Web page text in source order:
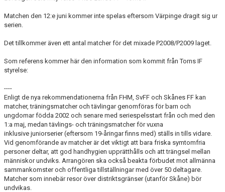
Matchen den 12:e juni kommer inte spelas eftersom Värpinge dragit sig ur
serien.
Det tillkommer även ett antal matcher för det mixade P2008/P2009 laget.
Som referens kommer här den information som kommit från Torns IF
styrelse:
----
Enligt de nya rekommendationerna från FHM, SvFF och Skånes FF kan
matcher, träningsmatcher och tävlingar genomföras för barn och
ungdomar födda 2002 och senare med seriespelsstart från och med den
1:a maj, medan tävlings- och träningsmatcher för vuxna
inklusive juniorserier (eftersom 19-åringar finns med) ställs in tills vidare.
Vid genomförande av matcher är det viktigt att bara friska symtomfria
personer deltar, att god handhygien upprätthålls och att trängsel mellan
människor undviks. Arrangören ska också beakta förbudet mot allmänna
sammankomster och offentliga tillställningar med över 50 deltagare.
Matcher som innebär resor över distriktsgränser (utanför Skåne) bör
undvikas.